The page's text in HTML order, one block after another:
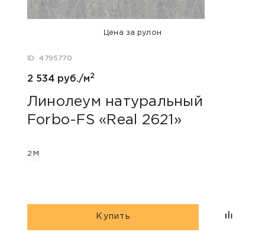
Цена за рулон
ID: 4795770
2 534 руб./м2
Линолеум натуральный
Forbo-FS «Real 2621»
2М
Купить